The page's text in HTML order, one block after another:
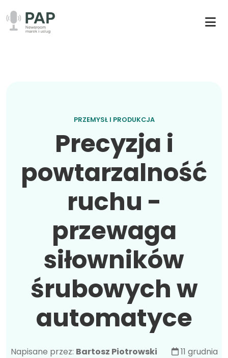
PRZEMYSŁ I PRODUKCJA
Precyzja i
powtarzalność
ruchu -
przewaga
siłowników
śrubowych w
automatyce
Napisane przez: Bartosz Piotrowski
11 grudnia